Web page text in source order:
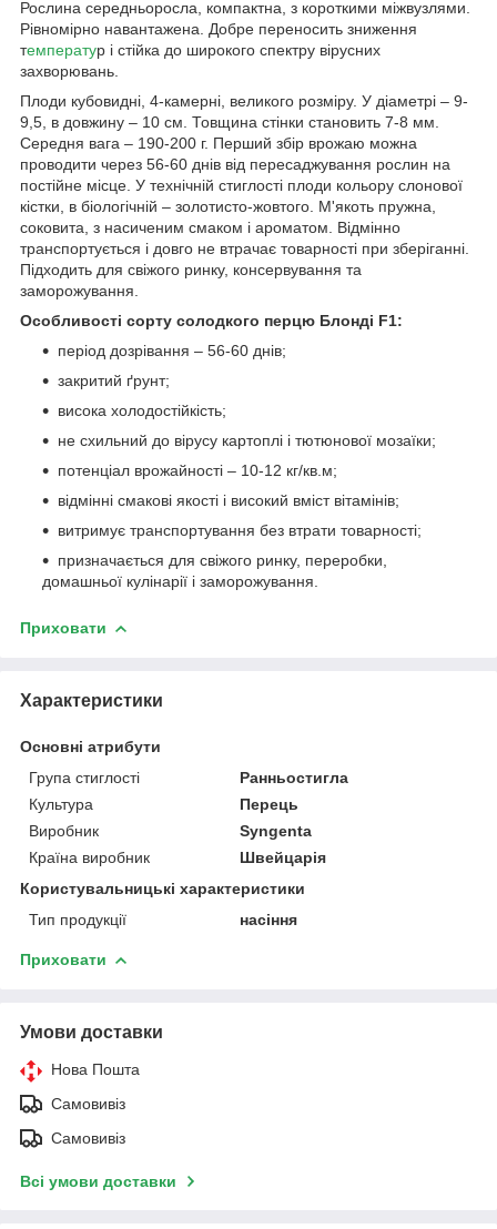
Рослина середньоросла, компактна, з короткими міжвузлями.
Рівномірно навантажена. Добре переносить зниження
температур і стійка до широкого спектру вірусних
захворювань.
Плоди кубовидні, 4-камерні, великого розміру. У діаметрі – 9-
9,5, в довжину – 10 см. Товщина стінки становить 7-8 мм.
Середня вага – 190-200 г. Перший збір врожаю можна
проводити через 56-60 днів від пересаджування рослин на
постійне місце. У технічній стиглості плоди кольору слонової
кістки, в біологічній – золотисто-жовтого. М'якоть пружна,
соковита, з насиченим смаком і ароматом. Відмінно
транспортується і довго не втрачає товарності при зберіганні.
Підходить для свіжого ринку, консервування та
заморожування.
Особливості сорту солодкого перцю Блонді F1:
період дозрівання – 56-60 днів;
закритий ґрунт;
висока холодостійкість;
не схильний до вірусу картоплі і тютюнової мозаїки;
потенціал врожайності – 10-12 кг/кв.м;
відмінні смакові якості і високий вміст вітамінів;
витримує транспортування без втрати товарності;
призначається для свіжого ринку, переробки,
домашньої кулінарії і заморожування.
Приховати
Характеристики
Основні атрибути
Група стиглості
Ранньостигла
Культура
Перець
Виробник
Syngenta
Країна виробник
Швейцарія
Користувальницькі характеристики
Тип продукції
насіння
Приховати
Умови доставки
Нова Пошта
Самовивіз
Самовивіз
Всі умови доставки